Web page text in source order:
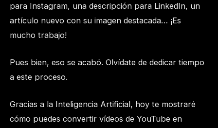
para Instagram, una descripción para LinkedIn, un
artículo nuevo con su imagen destacada… ¡Es
mucho trabajo!
Pues bien, eso se acabó. Olvídate de dedicar tiempo
a este proceso.
Gracias a la Inteligencia Artificial, hoy te mostraré
cómo puedes convertir vídeos de YouTube en